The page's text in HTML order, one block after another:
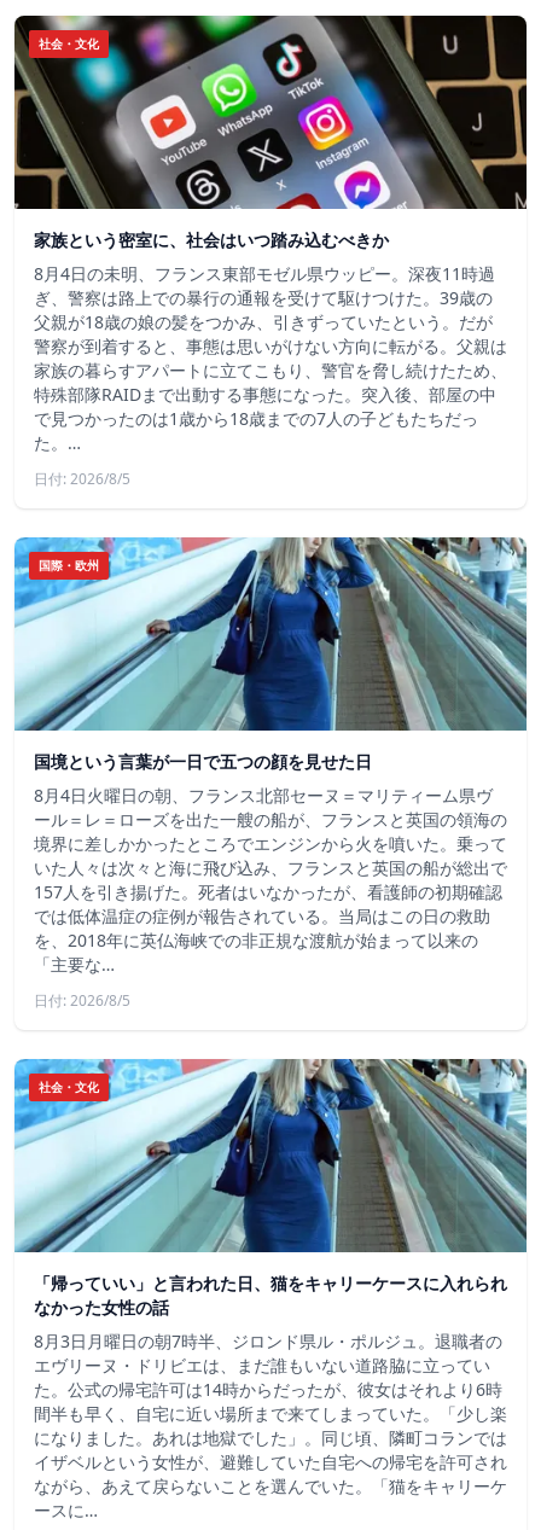
社会・文化
家族という密室に、社会はいつ踏み込むべきか
8月4日の未明、フランス東部モゼル県ウッピー。深夜11時過
ぎ、警察は路上での暴行の通報を受けて駆けつけた。39歳の
父親が18歳の娘の髪をつかみ、引きずっていたという。だが
警察が到着すると、事態は思いがけない方向に転がる。父親は
家族の暮らすアパートに立てこもり、警官を脅し続けたため、
特殊部隊RAIDまで出動する事態になった。突入後、部屋の中
で見つかったのは1歳から18歳までの7人の子どもたちだっ
た。…
日付: 2026/8/5
国際・欧州
国境という言葉が一日で五つの顔を見せた日
8月4日火曜日の朝、フランス北部セーヌ＝マリティーム県ヴ
ール＝レ＝ローズを出た一艘の船が、フランスと英国の領海の
境界に差しかかったところでエンジンから火を噴いた。乗って
いた人々は次々と海に飛び込み、フランスと英国の船が総出で
157人を引き揚げた。死者はいなかったが、看護師の初期確認
では低体温症の症例が報告されている。当局はこの日の救助
を、2018年に英仏海峡での非正規な渡航が始まって以来の
「主要な…
日付: 2026/8/5
社会・文化
「帰っていい」と言われた日、猫をキャリーケースに入れられ
なかった女性の話
8月3日月曜日の朝7時半、ジロンド県ル・ポルジュ。退職者の
エヴリーヌ・ドリビエは、まだ誰もいない道路脇に立ってい
た。公式の帰宅許可は14時からだったが、彼女はそれより6時
間半も早く、自宅に近い場所まで来てしまっていた。「少し楽
になりました。あれは地獄でした」。同じ頃、隣町コランでは
イザベルという女性が、避難していた自宅への帰宅を許可され
ながら、あえて戻らないことを選んでいた。「猫をキャリーケ
ースに…